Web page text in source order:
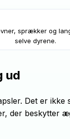
sprækker og
selve dyrene.
ud
Det er ikke
der beskytter